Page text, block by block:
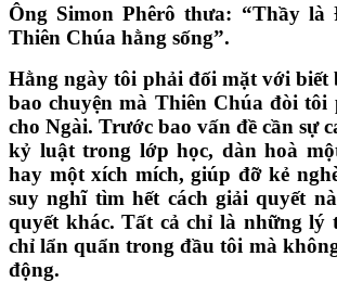
Ông Simon Phêrô thưa: “Thầy
Thiên Chúa hằng sống”.
Hằng ngày tôi phải đối mặt với biết
bao chuyện mà Thiên Chúa đòi tôi
cho Ngài. Trước bao vấn đề cần sự
kỷ luật trong lớp học, dàn hoà
hay một xích mích, giúp đỡ kẻ
suy nghĩ tìm hết cách giải quyết
quyết khác. Tất cả chỉ là những lý
chỉ lẩn quẩn trong đầu tôi mà
động.